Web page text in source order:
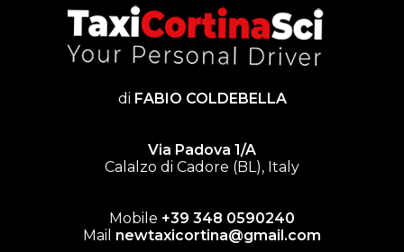
di FABIO COLDEBELLA
Via Padova 1/A
Calalzo di Cadore (BL), Italy
Mobile +39 348 0590240
Mail newtaxicortina@gmail.com